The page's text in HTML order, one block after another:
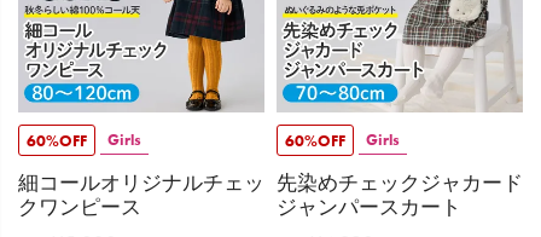
60%OFF Girls
細コールオリジナルチェッ
クワンピース
60%OFF Girls
先染めチェックジャカード
ジャンパースカート